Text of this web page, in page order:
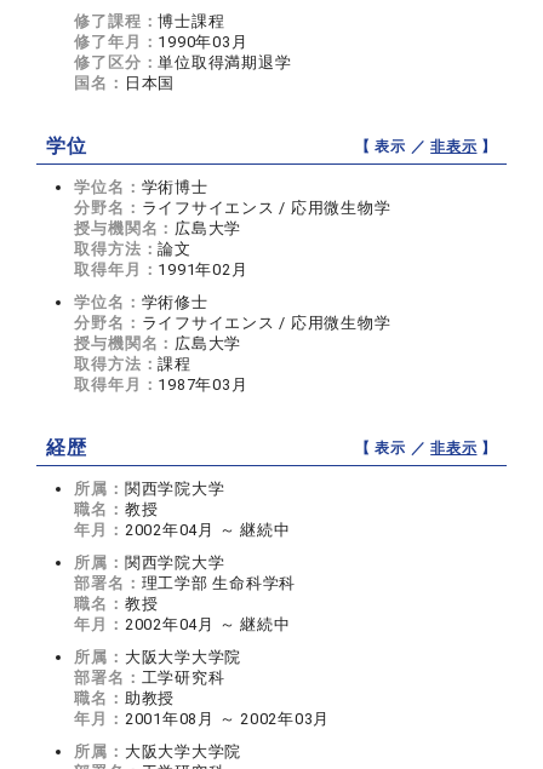
修了課程：博士課程
修了年月： 1990年03月
修了区分：単位取得満期退学
国名： 日本国
学位 【 表示 ／非表示 】
学位名： 学術博士
分野名： ライフサイエンス / 応用微生物学
授与機関名： 広島大学
取得方法：論文
取得年月： 1991年02月
学位名： 学術修士
分野名： ライフサイエンス / 応用微生物学
授与機関名： 広島大学
取得方法：課程
取得年月： 1987年03月
経歴 【 表示 ／非表示 】
所属： 関西学院大学
職名： 教授
年月： 2002年04月 ～ 継続中
所属： 関西学院大学
部署名： 理工学部 生命科学科
職名： 教授
年月： 2002年04月 ～ 継続中
所属： 大阪大学大学院
部署名： 工学研究科
職名： 助教授
年月： 2001年08月 ～ 2002年03月
所属： 大阪大学大学院